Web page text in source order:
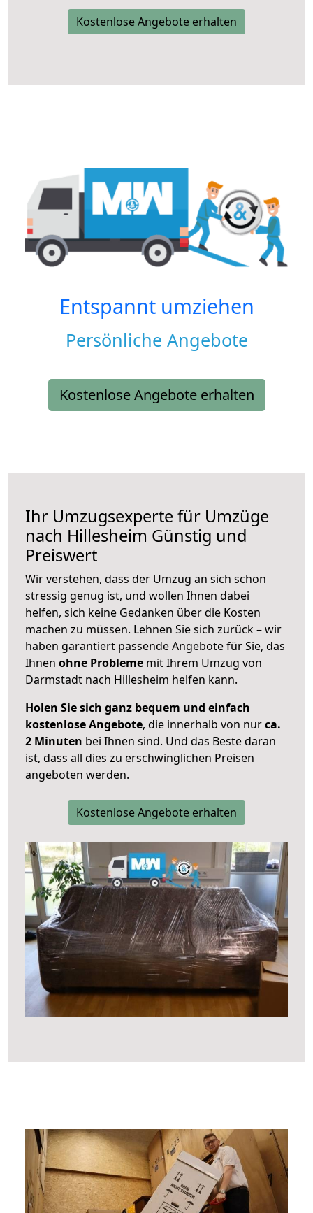
Kostenlose Angebote erhalten
Entspannt umziehen
Persönliche Angebote
Kostenlose Angebote erhalten
Ihr Umzugsexperte für Umzüge
nach Hillesheim Günstig und
Preiswert
Wir verstehen, dass der Umzug an sich schon
stressig genug ist, und wollen Ihnen dabei
helfen, sich keine Gedanken über die Kosten
machen zu müssen. Lehnen Sie sich zurück – wir
haben garantiert passende Angebote für Sie, das
Ihnen ohne Probleme mit Ihrem Umzug von
Darmstadt nach Hillesheim helfen kann.
Holen Sie sich ganz bequem und einfach
kostenlose Angebote, die innerhalb von nurca.
2 Minuten bei Ihnen sind. Und das Beste daran
ist, dass all dies zu erschwinglichen Preisen
angeboten werden.
Kostenlose Angebote erhalten